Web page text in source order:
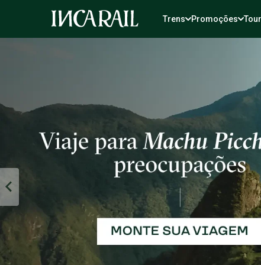
Trens Promoções